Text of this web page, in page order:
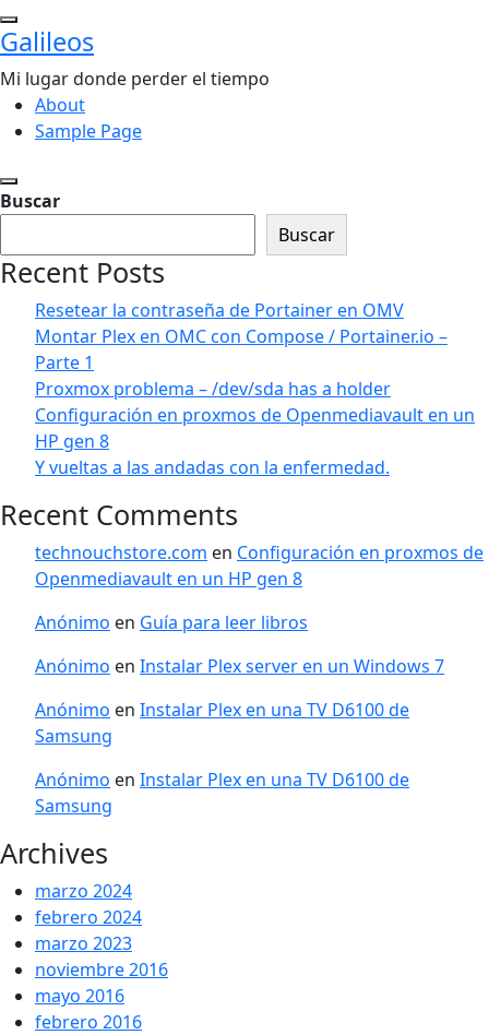
Saltar
al
Galileos
Mi lugar donde perder el tiempo
About
Sample Page
Buscar
Buscar
Recent Posts
Resetear la contraseña de Portainer en OMV
Montar Plex en OMC con Compose / Portainer.io –
Parte 1
Proxmox problema – /dev/sda has a holder
Configuración en proxmos de Openmediavault en un
HP gen 8
Y vueltas a las andadas con la enfermedad.
Recent Comments
technouchstore.com en Configuración en proxmos de
Openmediavault en un HP gen 8
Anónimo en Guía para leer libros
Anónimo en Instalar Plex server en un Windows 7
Anónimo en Instalar Plex en una TV D6100 de
Samsung
Anónimo en Instalar Plex en una TV D6100 de
Samsung
Archives
marzo 2024
febrero 2024
marzo 2023
noviembre 2016
mayo 2016
febrero 2016